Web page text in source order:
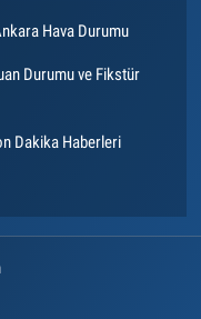
Hava Durumu
Durumu ve Fikstür
Dakika Haberleri